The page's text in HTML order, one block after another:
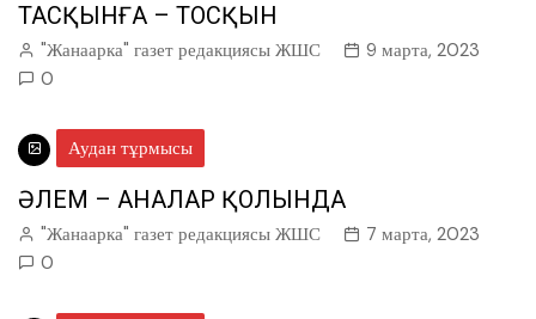
ТАСҚЫНҒА – ТОСҚЫН
"Жанаарка" газет редакциясы ЖШС
9 марта, 2023
0
Аудан тұрмысы
ӘЛЕМ – АНАЛАР ҚОЛЫНДА
"Жанаарка" газет редакциясы ЖШС
7 марта, 2023
0